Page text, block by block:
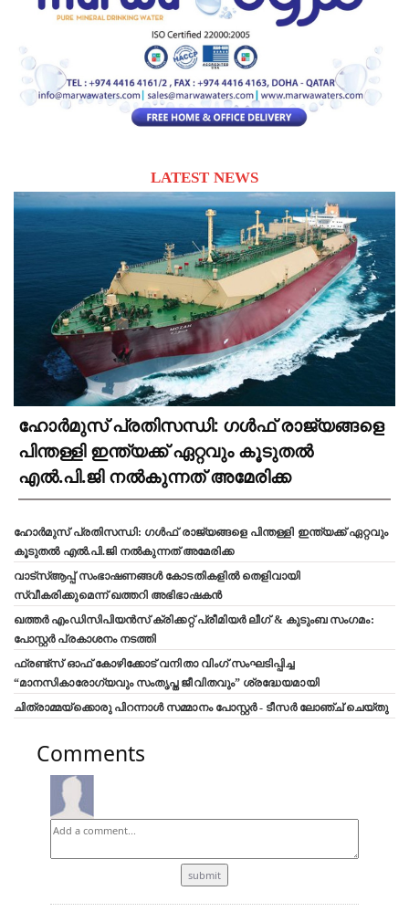
LATEST NEWS
ഹോർമുസ് പ്രതിസന്ധി: ഗൾഫ് രാജ്യങ്ങളെ
പിന്തള്ളി ഇന്ത്യക്ക് ഏറ്റവും കൂടുതൽ
എൽ.പി.ജി നൽകുന്നത് അമേരിക്ക
ഹോർമുസ് പ്രതിസന്ധി: ഗൾഫ് രാജ്യങ്ങളെ പിന്തള്ളി ഇന്ത്യക്ക് ഏറ്റവും
കൂടുതൽ എൽ.പി.ജി നൽകുന്നത് അമേരിക്ക
വാട്‌സ്ആപ്പ് സംഭാഷണങ്ങൾ കോടതികളിൽ തെളിവായി
സ്വീകരിക്കുമെന്ന് ഖത്തറി അഭിഭാഷകൻ
ഖത്തർ എംഡിസിപിയൻസ് ക്രിക്കറ്റ് പ്രീമിയർ ലീഗ് & കുടുംബ സംഗമം:
പോസ്റ്റർ പ്രകാശനം നടത്തി
ഫ്രണ്ട്സ് ഓഫ് കോഴിക്കോട് വനിതാ വിംഗ് സംഘടിപ്പിച്ച
“മാനസികാരോഗ്യവും സംതൃപ്ത ജീവിതവും” ശ്രദ്ധേയമായി
ചിത്രാമ്മയ്ക്കൊരു പിറന്നാൾ സമ്മാനം പോസ്റ്റർ - ടീസർ ലോഞ്ച് ചെയ്തു
Comments